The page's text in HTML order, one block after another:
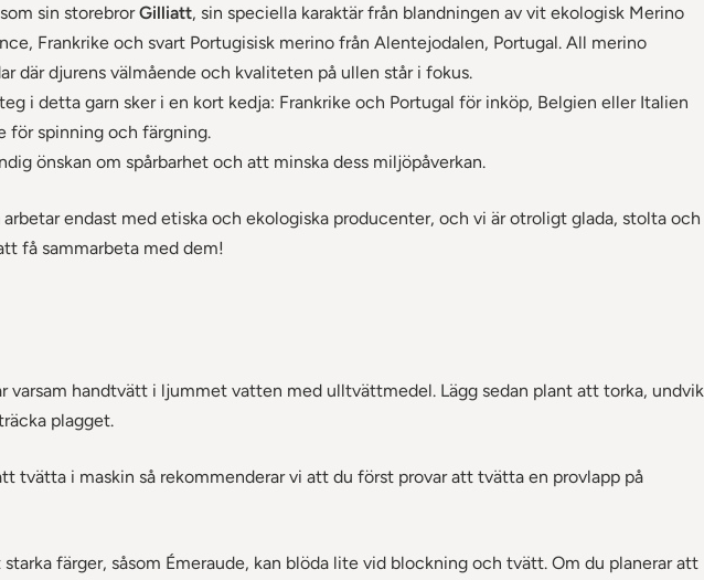
sin storebrorGilliatt, sin speciella karaktär från blandningen av vit ekologisk Merino
Frankrike och svart Portugisisk merino från Alentejodalen, Portugal. All merino
där djurens välmående och kvaliteten på ullen står i fokus.
i detta garn sker i en kort kedja: Frankrike och Portugal för inköp, Belgien eller Italien
för spinning och färgning.
önskan om spårbarhet och att minska dess miljöpåverkan.
arbetar endast med etiska och ekologiska producenter, och vi är otroligt glada, stolta och
få sammarbeta med dem!
varsam handtvätt i ljummet vatten med ulltvättmedel. Lägg sedan plant att torka, undvik
plagget.
tvätta i maskin så rekommenderar vi att du först provar att tvätta en provlapp på
färger, såsom Émeraude, kan blöda lite vid blockning och tvätt. Om du planerar att